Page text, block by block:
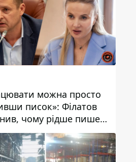
можна просто
писок»: Філатов
чому рідше пише у
та
медійність